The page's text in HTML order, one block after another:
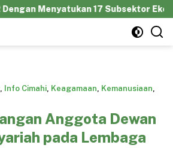
17 Subsektor Ekonomi
, Info Cimahi, Keagamaan, Kemanusiaan,
Anggota Dewan
pada Lembaga